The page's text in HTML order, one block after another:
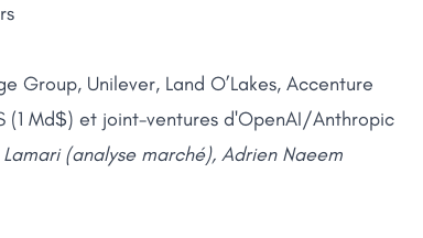
Group, Unilever, Land O’Lakes, Accenture
(1 Md$) et joint-ventures d'OpenAI/Anthropic
(analyse marché), Adrien Naeem